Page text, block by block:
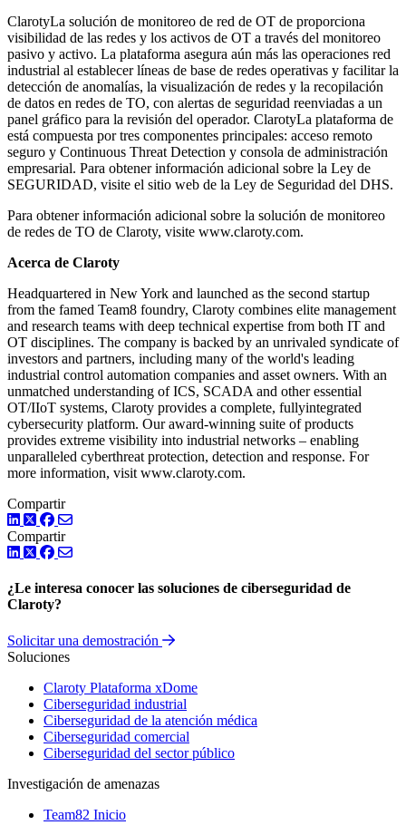
ClarotyLa solución de monitoreo de red de OT de proporciona
visibilidad de las redes y los activos de OT a través del monitoreo
pasivo y activo. La plataforma asegura aún más las operaciones red
industrial al establecer líneas de base de redes operativas y facilitar la
detección de anomalías, la visualización de redes y la recopilación
de datos en redes de TO, con alertas de seguridad reenviadas a un
panel gráfico para la revisión del operador. ClarotyLa plataforma de
está compuesta por tres componentes principales: acceso remoto
seguro y Continuous Threat Detection y consola de administración
empresarial. Para obtener información adicional sobre la Ley de
SEGURIDAD, visite el sitio web de la Ley de Seguridad del DHS.
Para obtener información adicional sobre la solución de monitoreo
de redes de TO de Claroty, visite www.claroty.com.
Acerca de Claroty
Headquartered in New York and launched as the second startup
from the famed Team8 foundry, Claroty combines elite management
and research teams with deep technical expertise from both IT and
OT disciplines. The company is backed by an unrivaled syndicate of
investors and partners, including many of the world's leading
industrial control automation companies and asset owners. With an
unmatched understanding of ICS, SCADA and other essential
OT/IIoT systems, Claroty provides a complete, fullyintegrated
cybersecurity platform. Our award-winning suite of products
provides extreme visibility into industrial networks – enabling
unparalleled cyberthreat protection, detection and response. For
more information, visit www.claroty.com.
Compartir
LinkedIn
TwitterFacebook
Compartir
LinkedIn
TwitterFacebook
¿Le interesa conocer las soluciones de ciberseguridad de
Claroty?
Solicitar una demostración
Soluciones
Claroty Plataforma xDome
Ciberseguridad industrial
Ciberseguridad de la atención médica
Ciberseguridad comercial
Ciberseguridad del sector público
Investigación de amenazas
Team82 Inicio